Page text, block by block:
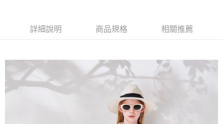
※ 請注意：結帳手續完成當下不需立刻繳費，但若您需要取消訂單，請聯絡
是否繳費成功／繳費後需取消欲退款等相關疑問，請聯繫「AFTEE先享後付
客戶支援中心」
https://netprotections.freshdesk.com/support/home
【注意事項】
１．透過由恩沛科技股份有限公司提供之「AFTEE先享後付」服務完成之交
易，需依本服務之必要範圍內提供個人資料，並將交易相關給付款項請求債
詳細說明 商品規格 相關推薦